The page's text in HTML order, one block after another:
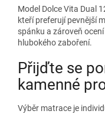
Model Dolce Vita Dual
kteří preferují pevnější
spánku a zároveň
hlubokého zaboření.
Přijďte se
kamenné
Výběr matrace je